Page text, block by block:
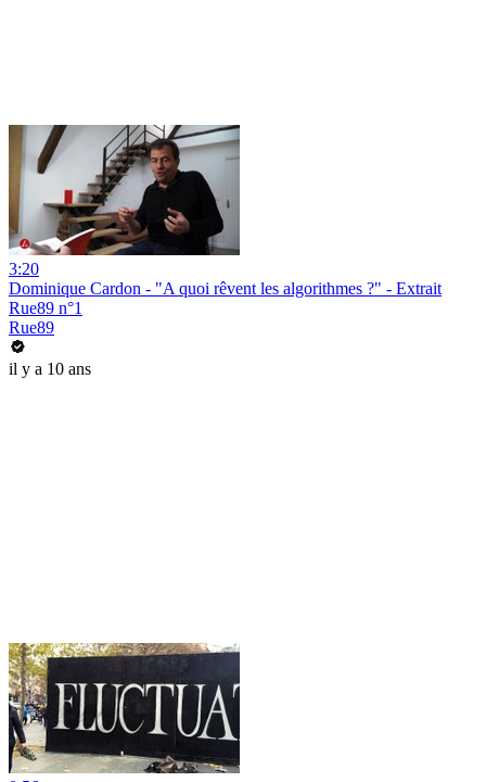
3:20
Dominique Cardon - "A quoi rêvent les algorithmes ?" - Extrait
Rue89 n°1
Rue89
il y a 10 ans